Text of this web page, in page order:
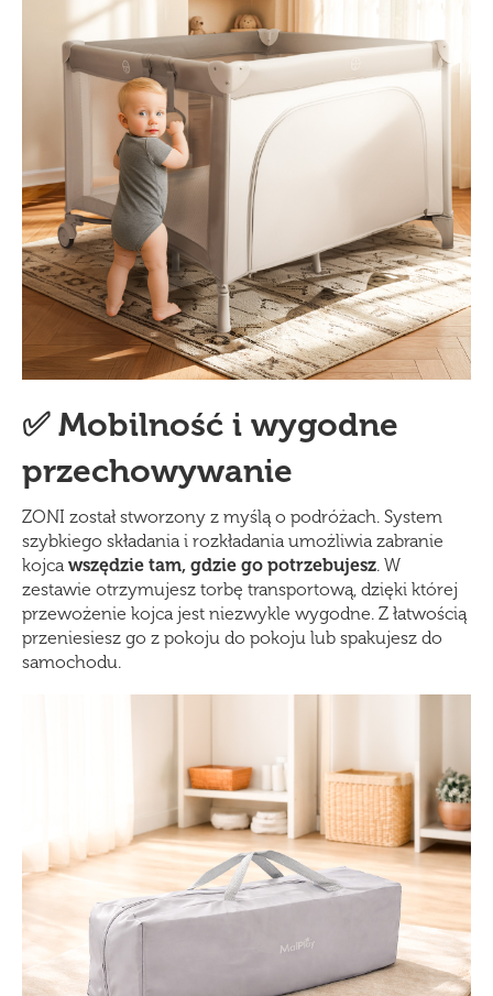
✅ Mobilność i wygodne
przechowywanie
ZONI został stworzony z myślą o podróżach. System
szybkiego składania i rozkładania umożliwia zabranie
kojcawszędzie tam, gdzie go potrzebujesz. W
zestawie otrzymujesz torbę transportową, dzięki której
przewożenie kojca jest niezwykle wygodne. Z łatwością
przeniesiesz go z pokoju do pokoju lub spakujesz do
samochodu.